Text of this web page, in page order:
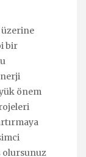
bir
önem
olursunuz